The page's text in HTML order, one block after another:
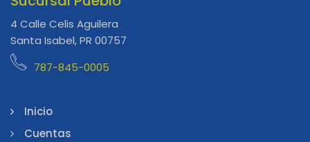
4 Calle Celis Aguilera
Santa Isabel, PR 00757
787-845-0005
Inicio
Cuentas